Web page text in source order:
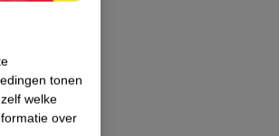
tonen
welke
over